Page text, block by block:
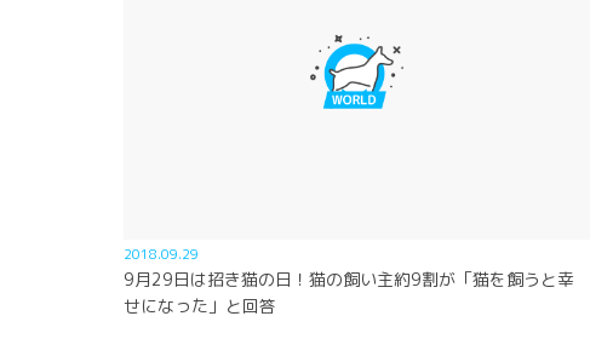
2018.09.29
9月29日は招き猫の日！猫の飼い主約9割が「猫を飼うと幸
せになった」と回答